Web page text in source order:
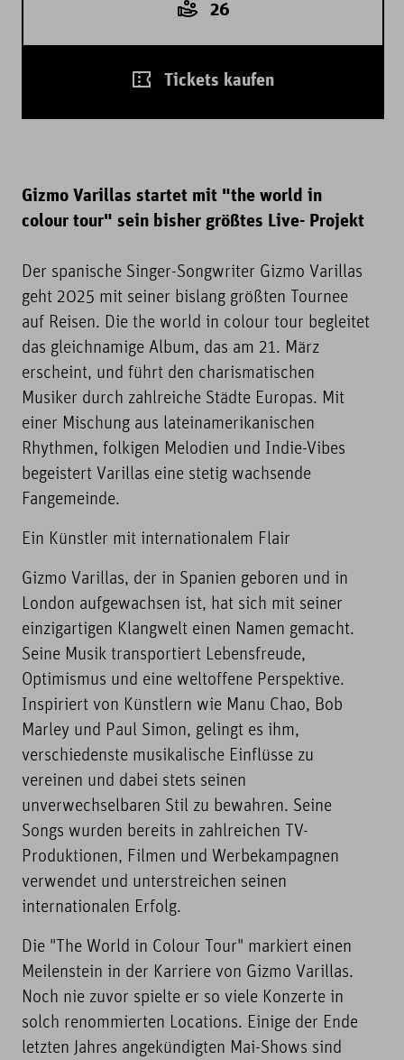
26
Tickets kaufen
Gizmo Varillas startet mit "the world in
colour tour" sein bisher größtes Live- Projekt
Der spanische Singer-Songwriter Gizmo Varillas
geht 2025 mit seiner bislang größten Tournee
auf Reisen. Die the world in colour tour begleitet
das gleichnamige Album, das am 21. März
erscheint, und führt den charismatischen
Musiker durch zahlreiche Städte Europas. Mit
einer Mischung aus lateinamerikanischen
Rhythmen, folkigen Melodien und Indie-Vibes
begeistert Varillas eine stetig wachsende
Fangemeinde.
Ein Künstler mit internationalem Flair
Gizmo Varillas, der in Spanien geboren und in
London aufgewachsen ist, hat sich mit seiner
einzigartigen Klangwelt einen Namen gemacht.
Seine Musik transportiert Lebensfreude,
Optimismus und eine weltoffene Perspektive.
Inspiriert von Künstlern wie Manu Chao, Bob
Marley und Paul Simon, gelingt es ihm,
verschiedenste musikalische Einflüsse zu
vereinen und dabei stets seinen
unverwechselbaren Stil zu bewahren. Seine
Songs wurden bereits in zahlreichen TV-
Produktionen, Filmen und Werbekampagnen
verwendet und unterstreichen seinen
internationalen Erfolg.
Die "The World in Colour Tour" markiert einen
Meilenstein in der Karriere von Gizmo Varillas.
Noch nie zuvor spielte er so viele Konzerte in
solch renommierten Locations. Einige der Ende
letzten Jahres angekündigten Mai-Shows sind